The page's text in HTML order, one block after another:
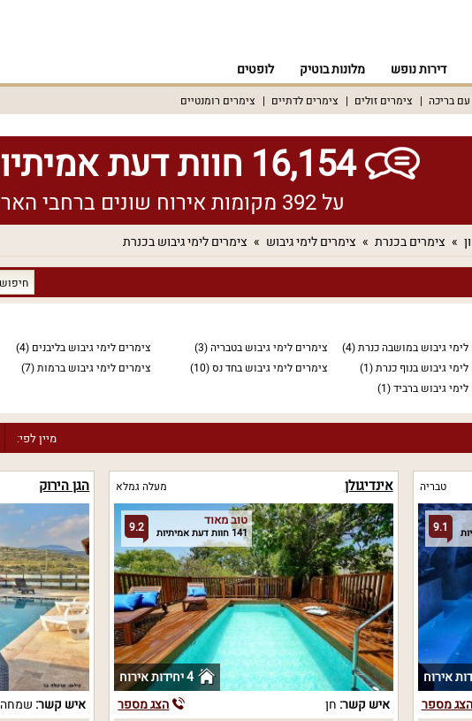
דירות נופש מלונות בוטיק לופטים
בריכה צימרים זולים צימרים לדתיים צימרים רומנטיים
16,154 חוות דעת אמיתיות!
על 392 מקומות אירוח שונים ברחבי הארץ
צימרים בכנרת צימרים לימי גיבוש צימרים לימי גיבוש בכנרת
חיפוש
צימר
איזור
/
לימי גיבוש במושבה כנרת(4) צימרים לימי גיבוש בטבריה(3) צימרים לימי גיבוש בליבנים (4)
גיבוש בנוף כנרת(1) צימרים לימי גיבוש בחד נס(10) צימרים לימי גיבוש ברמות(7)
גיבוש ברביד(1)
מיין לפי:
טבריה
9.1
הצג מספר
אינדיגולן מעלה גמלא
9.2 טוב מאוד
141 חוות דעת אמיתיות
4 יחידות אירוח
איש קשר: חן הצג מספר
הגן הירוק
איש קשר: שמחה